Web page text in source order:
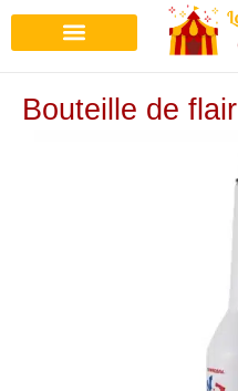
Bouteille de flair